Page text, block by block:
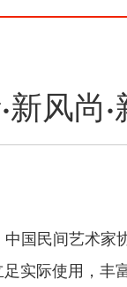
风尚
国民间艺术家
实际使用，丰